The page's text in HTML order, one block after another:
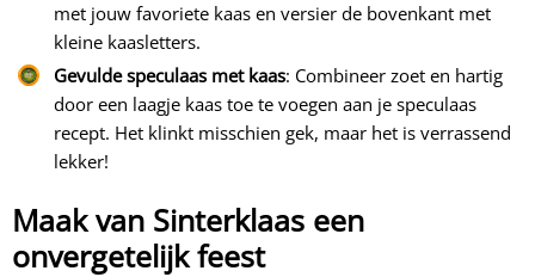
met jouw favoriete kaas en versier de bovenkant met
kleine kaasletters.
Gevulde speculaas met kaas: Combineer zoet en hartig
door een laagje kaas toe te voegen aan je speculaas
recept. Het klinkt misschien gek, maar het is verrassend
lekker!
Maak van Sinterklaas een
onvergetelijk feest